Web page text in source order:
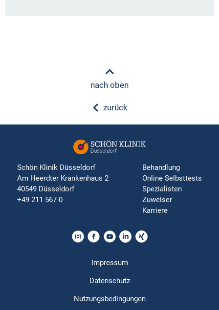
zurück
nach oben
Schön Klinik Düsseldorf
Am Heerdter Krankenhaus 2
40549 Düsseldorf
+49 211 567-0
Behandlung
Online Selbsttests
Spezialisten
Zuweiser
Karriere
Impressum
Datenschutz
Nutzungsbedingungen